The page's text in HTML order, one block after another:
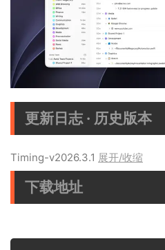
更新日志 · 历史版本
Timing-v2026.3.1 展开/收缩
下载地址